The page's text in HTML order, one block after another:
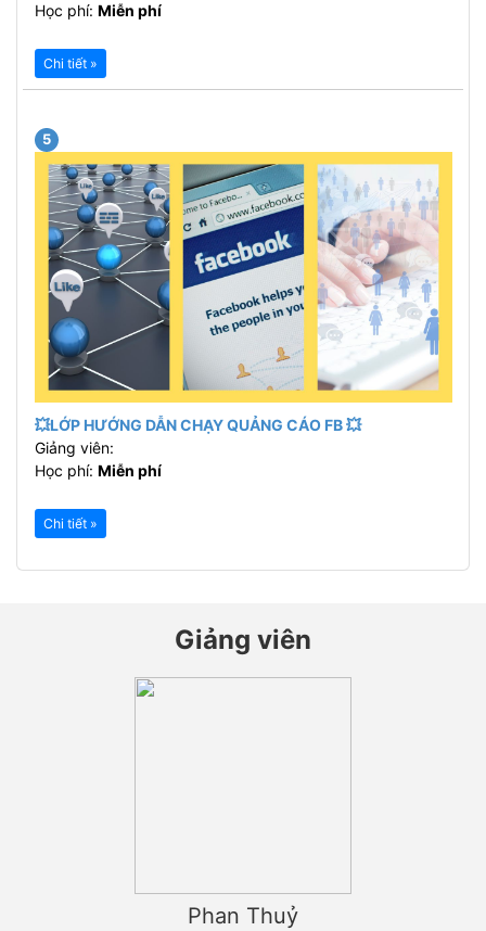
Học phí: Miễn phí
Chi tiết »
5
💥LỚP HƯỚNG DẪN CHẠY QUẢNG CÁO FB 💥
Giảng viên:
Học phí: Miễn phí
Chi tiết »
Giảng viên
Phan Thuỷ